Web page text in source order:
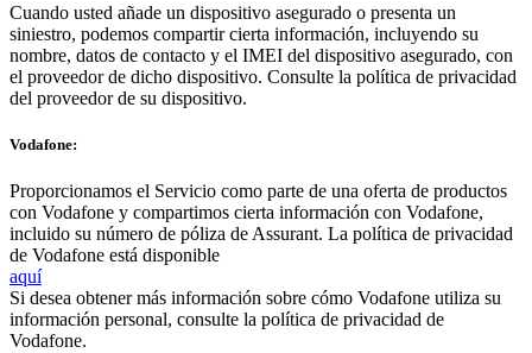
Cuando usted añade un dispositivo asegurado o presenta un
siniestro, podemos compartir cierta información, incluyendo su
nombre, datos de contacto y el IMEI del dispositivo asegurado, con
el proveedor de dicho dispositivo. Consulte la política de privacidad
del proveedor de su dispositivo.
Vodafone:
Proporcionamos el Servicio como parte de una oferta de productos
con Vodafone y compartimos cierta información con Vodafone,
incluido su número de póliza de Assurant. La política de privacidad
de Vodafone está disponible
aquí
Si desea obtener más información sobre cómo Vodafone utiliza su
información personal, consulte la política de privacidad de
Vodafone.